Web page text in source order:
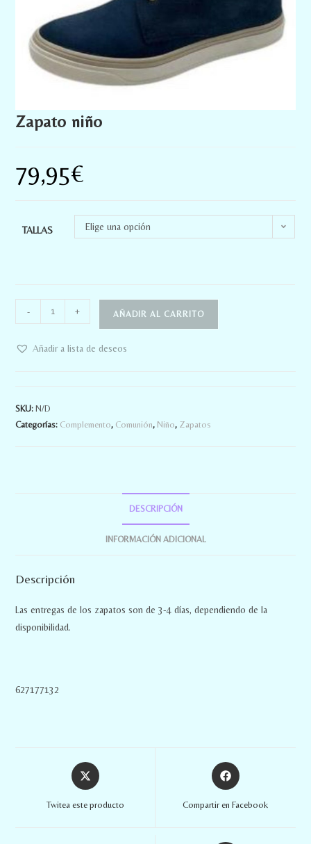
Zapato niño
79,95€
TALLAS Elige una opción
- + AÑADIR AL CARRITO
Añadir a lista de deseos
SKU:N/D
Categorías: Complemento, Comunión, Niño, Zapatos
DESCRIPCIÓN
INFORMACIÓN ADICIONAL
Descripción
Las entregas de los zapatos son de 3-4 días, dependiendo de la
disponibilidad.
627177132
Twitea este producto Compartir en Facebook